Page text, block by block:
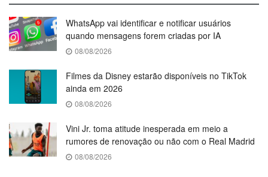
WhatsApp vai identificar e notificar usuários
quando mensagens forem criadas por IA
08/08/2026
Filmes da Disney estarão disponíveis no TikTok
ainda em 2026
08/08/2026
Vini Jr. toma atitude inesperada em meio a
rumores de renovação ou não com o Real Madrid
08/08/2026